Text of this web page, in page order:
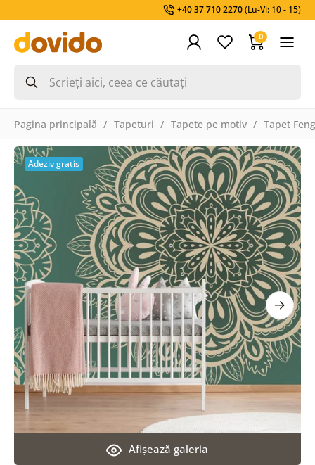
+40 37 710 2270(Lu-Vi: 10 - 15)
0
Pagina principală Tapeturi Tapete pe motiv Tapet
Afişează galeria
Adeziv gratis